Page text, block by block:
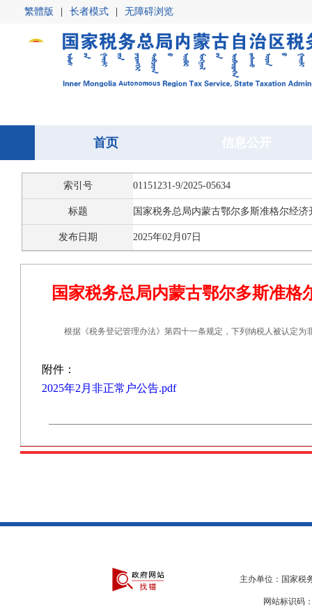
繁體版 长者模式 无障碍浏览
首页
首页
索引号 01151231-9/2025-05634
标题 国家税务总局内蒙古鄂尔多斯准格尔经
发布日期 2025年02月07日
国家税务总局内蒙古鄂尔多斯准格
根据《税务登记管理办法》第四十一条规定，下列纳税人被认定
附件：
2025年2月非正常户公告.pdf
主办单位：国家税
网站标识码